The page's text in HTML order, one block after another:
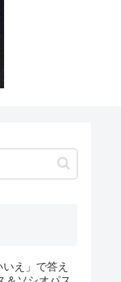
いえ」で答え